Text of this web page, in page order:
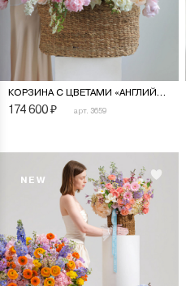
КОРЗИНА С ЦВЕТАМИ «АНГЛИЙСКИЙ САД»
174 600₽ арт. 3659
NEW